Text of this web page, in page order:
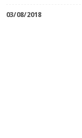
03/08/2018